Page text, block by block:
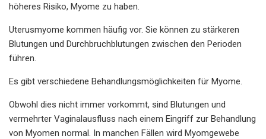
höheres Risiko, Myome zu haben.
Uterusmyome kommen häufig vor. Sie können zu stärkeren
Blutungen und Durchbruchblutungen zwischen den Perioden
führen.
Es gibt verschiedene Behandlungsmöglichkeiten für Myome.
Obwohl dies nicht immer vorkommt, sind Blutungen und
vermehrter Vaginalausfluss nach einem Eingriff zur Behandlung
von Myomen normal. In manchen Fällen wird Myomgewebe